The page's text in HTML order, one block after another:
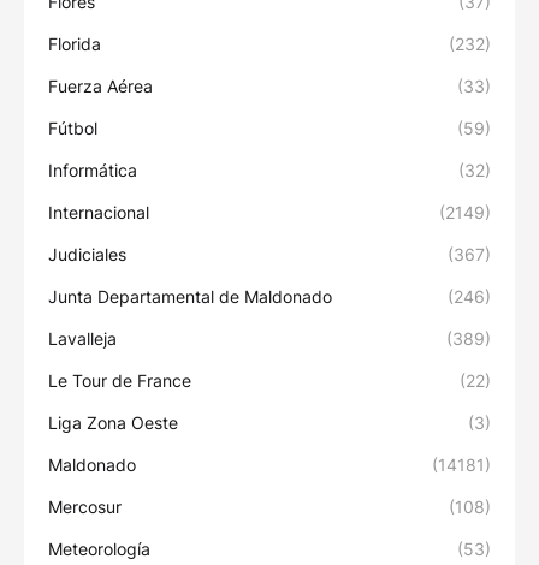
Florida (232)
Fuerza Aérea (33)
Fútbol (59)
Informática (32)
Internacional (2149)
Judiciales (367)
Junta Departamental de Maldonado (246)
Lavalleja (389)
Le Tour de France (22)
Liga Zona Oeste (3)
Maldonado (14181)
Mercosur (108)
Meteorología (53)